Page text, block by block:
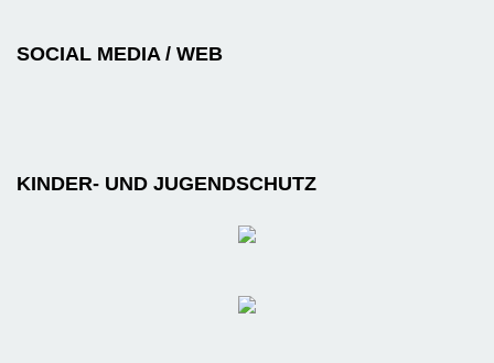
SOCIAL MEDIA / WEB
KINDER- UND JUGENDSCHUTZ